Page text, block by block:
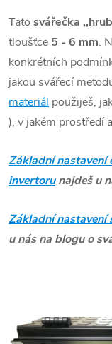
Tato svářečka
tloušťce 5 - 6 mm.
konkrétních
jakou svářecí
materiál použiješ,
), v jakém prostředí
Základní nastavení
invertorunajdeš u
Základní nastavení
u nás na blogu o